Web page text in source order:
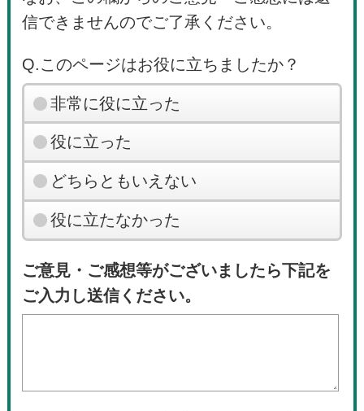
信できませんのでご了承ください。
Q.このページはお役に立ちましたか？
非常に役に立った
役に立った
どちらともいえない
役に立たなかった
ご意見・ご感想等がございましたら下記を
ご入力し送信ください。